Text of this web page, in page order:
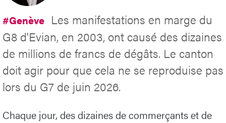
#Genève Les manifestations en marge du
G8 d'Evian, en 2003, ont causé des dizaines
de millions de francs de dégâts. Le canton
doit agir pour que cela ne se reproduise pas
lors du G7 de juin 2026.
Chaque jour, des dizaines de commerçants et de